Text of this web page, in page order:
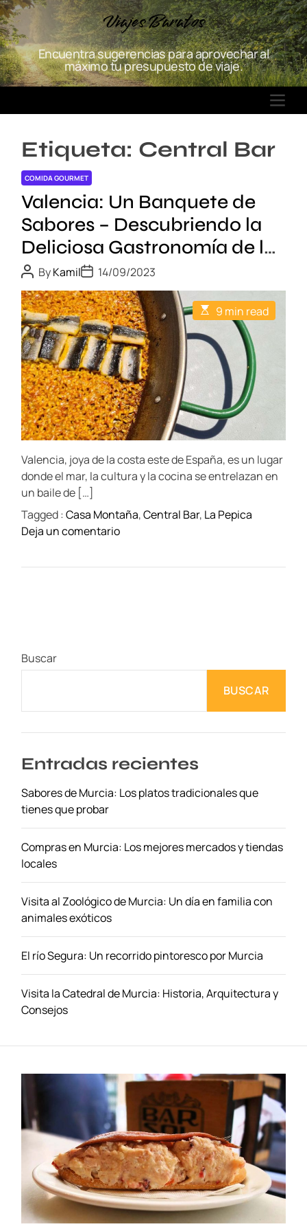
S
k
i
p
t
o
Viajes Baratos
Encuentra sugerencias para aprovechar al
máximo tu presupuesto de viaje.
M
E
U
Etiqueta: Central Bar
COMIDA GOURMET
Valencia: Un Banquete de
Sabores – Descubriendo la
Deliciosa Gastronomía de la
Ciudad
P
o
s
t
A
u
t
h
o
r
ByKamilP
o
s
t
D
a
t
e
14/09/2023
E
s
t
i
r
e
a
d
i
m
e
9 min read
Valencia, joya de la costa este de España, es un lugar
donde el mar, la cultura y la cocina se entrelazan en
un baile de […]
Tagged :Casa Montaña,Central Bar, La Pepica
Deja un comentarioo
V
U
a
q
e
t
S
o
r
e
s
u
r
i
e
n
d
o
Buscar
BUSCAR
Entradas recientes
Sabores de Murcia: Los platos tradicionales que
tienes que probar
Compras en Murcia: Los mejores mercados y tiendas
locales
Visita al Zoológico de Murcia: Un día en familia con
animales exóticos
El río Segura: Un recorrido pintoresco por Murcia
Visita la Catedral de Murcia: Historia, Arquitectura y
Consejos